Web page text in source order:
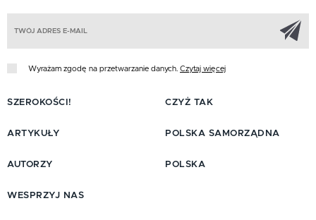
Wyrażam zgodę na przetwarzanie danych. Czytaj więcej
SZEROKOŚCI!
ARTYKUŁY
AUTORZY
CZYŻ TAK
POLSKA SAMORZĄDNA
POLSKA
WESPRZYJ NAS